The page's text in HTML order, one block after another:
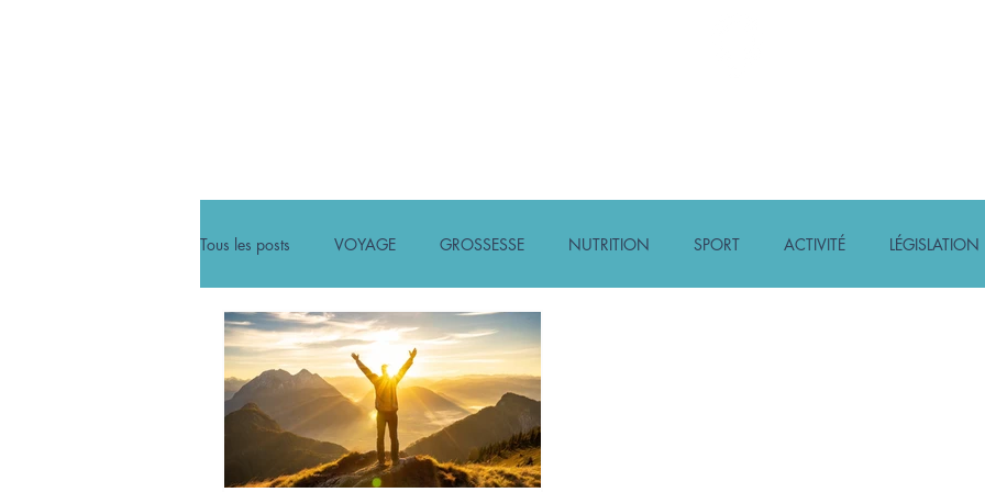
Tous les posts VOYAGE GROSSESSE NUTRITION SPORT ACTIVITÉ LÉGISLATION
ARTICLES